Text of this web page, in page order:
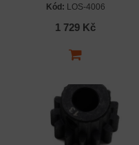
Kód: LOS-4006
1 729 Kč